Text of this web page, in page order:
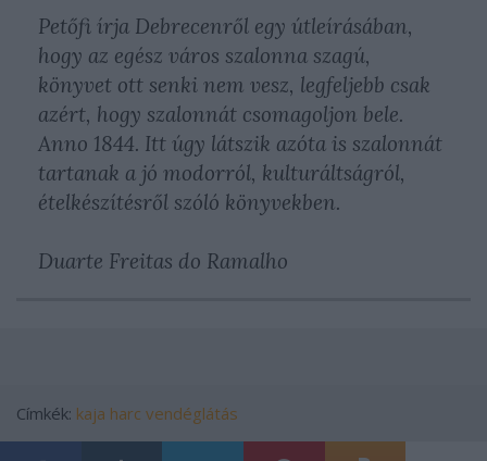
Petőfi írja Debrecenről egy útleírásában,
hogy az egész város szalonna szagú,
könyvet ott senki nem vesz, legfeljebb csak
azért, hogy szalonnát csomagoljon bele.
Anno 1844. Itt úgy látszik azóta is szalonnát
tartanak a jó modorról, kulturáltságról,
ételkészítésről szóló könyvekben.
Duarte Freitas do Ramalho
Címkék: kaja harc vendéglátás